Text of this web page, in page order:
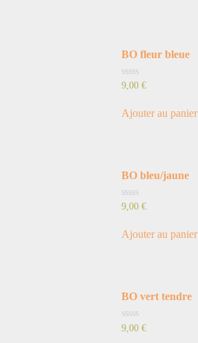
BO fleur bleue
Note
5
9,00 €
Ajouter au panier
BO bleu/jaune
Note
5
9,00 €
Ajouter au panier
BO vert tendre
Note
9,00 €